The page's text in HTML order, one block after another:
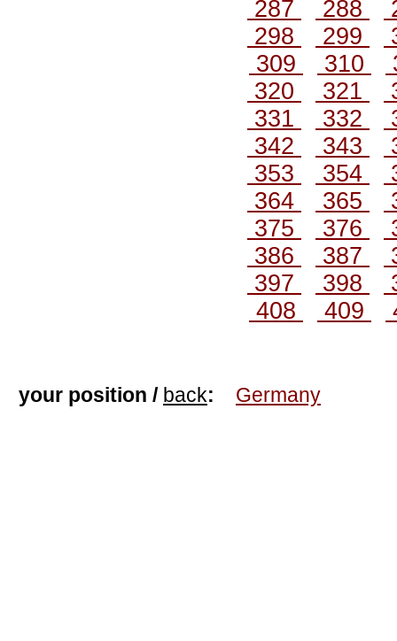
287
288
298
299
309
310
320
321
331
332
342
343
353
354
364
365
375
376
386
387
397
398
408
409
your position / back: Germany